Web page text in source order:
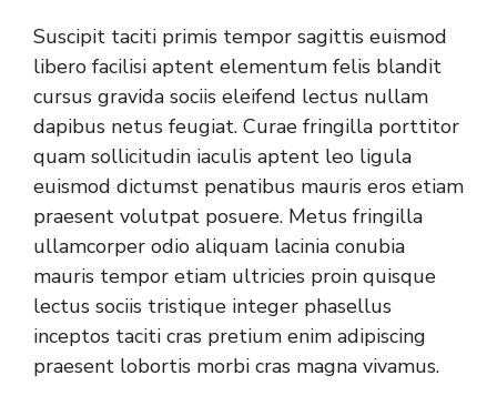
Suscipit taciti primis tempor sagittis euismod
libero facilisi aptent elementum felis blandit
cursus gravida sociis eleifend lectus nullam
dapibus netus feugiat. Curae fringilla porttitor
quam sollicitudin iaculis aptent leo ligula
euismod dictumst penatibus mauris eros etiam
praesent volutpat posuere. Metus fringilla
ullamcorper odio aliquam lacinia conubia
mauris tempor etiam ultricies proin quisque
lectus sociis tristique integer phasellus
inceptos taciti cras pretium enim adipiscing
praesent lobortis morbi cras magna vivamus.